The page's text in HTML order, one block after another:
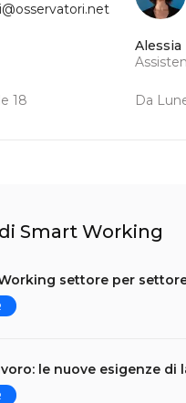
18
Alessia
Da
Smart Working
settore per
le nuove esigenze